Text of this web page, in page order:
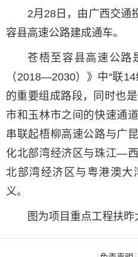
2月28日，由广西交通
容县高速公路建成通车。
苍梧至容县高速公路
（2018—2030）》中“联
的重要组成路段，同时也
市和玉林市之间的快速通
串联起梧柳高速公路与广
化北部湾经济区与珠江—
北部湾经济区与粤港澳大
义。
图为项目重点工程扶昨